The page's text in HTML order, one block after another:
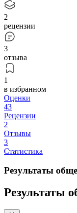
2
рецензии
3
отзыва
1
в избранном
Оценки
43
Рецензии
2
Отзывы
3
Статистика
Результаты
Результаты